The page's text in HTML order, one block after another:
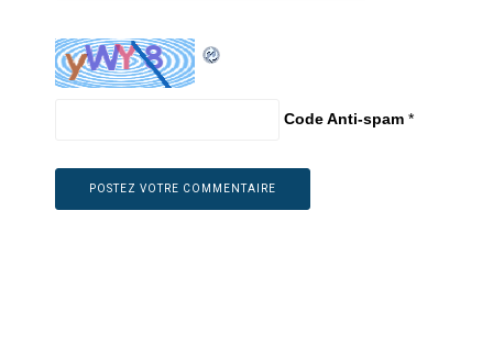
Code Anti-spam *